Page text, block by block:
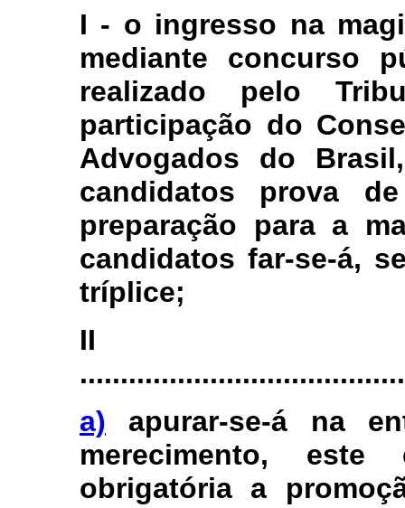
I - o ingresso na
mediante concurso
realizado pelo
participação do
Advogados do
candidatos prova
preparação para a
candidatos far-se-á,
tríplice;
a) apurar-se-á na
merecimento,
obrigatória a